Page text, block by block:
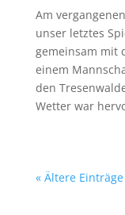
Am
unser letztes
gemeinsam mit
einem
den
Wetter war
« Ältere Einträge